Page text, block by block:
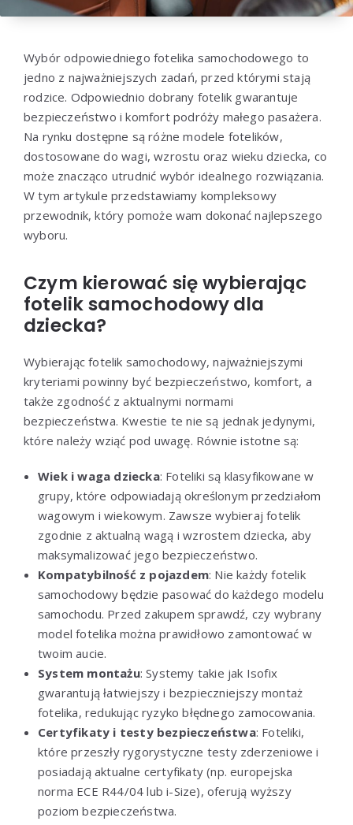
Wybór odpowiedniego fotelika samochodowego to
jedno z najważniejszych zadań, przed którymi stają
rodzice. Odpowiednio dobrany fotelik gwarantuje
bezpieczeństwo i komfort podróży małego pasażera.
Na rynku dostępne są różne modele fotelików,
dostosowane do wagi, wzrostu oraz wieku dziecka, co
może znacząco utrudnić wybór idealnego rozwiązania.
W tym artykule przedstawiamy kompleksowy
przewodnik, który pomoże wam dokonać najlepszego
wyboru.
Czym kierować się wybierając
fotelik samochodowy dla
dziecka?
Wybierając fotelik samochodowy, najważniejszymi
kryteriami powinny być bezpieczeństwo, komfort, a
także zgodność z aktualnymi normami
bezpieczeństwa. Kwestie te nie są jednak jedynymi,
które należy wziąć pod uwagę. Równie istotne są:
Wiek i waga dziecka: Foteliki są klasyfikowane w
grupy, które odpowiadają określonym przedziałom
wagowym i wiekowym. Zawsze wybieraj fotelik
zgodnie z aktualną wagą i wzrostem dziecka, aby
maksymalizować jego bezpieczeństwo.
Kompatybilność z pojazdem: Nie każdy fotelik
samochodowy będzie pasować do każdego modelu
samochodu. Przed zakupem sprawdź, czy wybrany
model fotelika można prawidłowo zamontować w
twoim aucie.
System montażu: Systemy takie jak Isofix
gwarantują łatwiejszy i bezpieczniejszy montaż
fotelika, redukując ryzyko błędnego zamocowania.
Certyfikaty i testy bezpieczeństwa: Foteliki,
które przeszły rygorystyczne testy zderzeniowe i
posiadają aktualne certyfikaty (np. europejska
norma ECE R44/04 lub i-Size), oferują wyższy
poziom bezpieczeństwa.